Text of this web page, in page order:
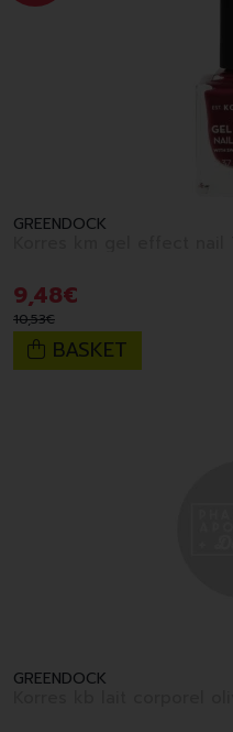
GREENDOCK
9,48€
10,53€
BASKET
GREENDOCK